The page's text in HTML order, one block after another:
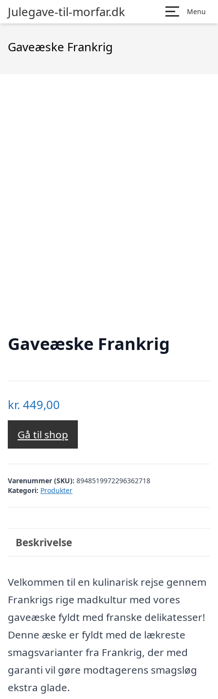
Julegave-til-morfar.dk Menu
Gaveæske Frankrig
Gaveæske Frankrig
kr. 449,00
Gå til shop
Varenummer (SKU): 8948519972296362718
Kategori: Produkter
Beskrivelse
Velkommen til en kulinarisk rejse gennem
Frankrigs rige madkultur med vores
gaveæske fyldt med franske delikatesser!
Denne æske er fyldt med de lækreste
smagsvarianter fra Frankrig, der med
garanti vil gøre modtagerens smagsløg
ekstra glade.